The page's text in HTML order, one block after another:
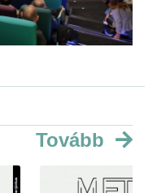
Tovább